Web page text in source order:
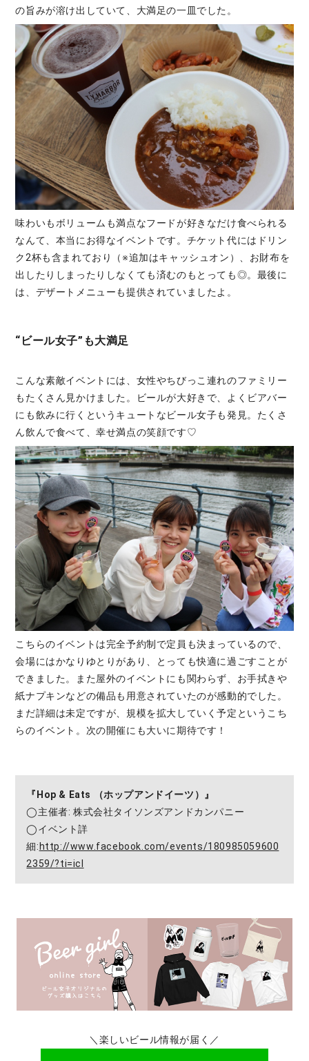
の旨みが溶け出していて、大満足の一皿でした。
味わいもボリュームも満点なフードが好きなだけ食べられる
なんて、本当にお得なイベントです。チケット代にはドリン
ク2杯も含まれており（※追加はキャッシュオン）、お財布を
出したりしまったりしなくても済むのもとっても◎。最後に
は、デザートメニューも提供されていましたよ。
“ビール女子”も大満足
こんな素敵イベントには、女性やちびっこ連れのファミリー
もたくさん見かけました。ビールが大好きで、よくビアバー
にも飲みに行くというキュートなビール女子も発見。たくさ
ん飲んで食べて、幸せ満点の笑顔です♡
こちらのイベントは完全予約制で定員も決まっているので、
会場にはかなりゆとりがあり、とっても快適に過ごすことが
できました。また屋外のイベントにも関わらず、お手拭きや
紙ナプキンなどの備品も用意されていたのが感動的でした。
まだ詳細は未定ですが、規模を拡大していく予定というこち
らのイベント。次の開催にも大いに期待です！
『Hop & Eats （ホップアンドイーツ）』
◯主催者: 株式会社タイソンズアンドカンパニー
◯イベント詳
細: http://www.facebook.com/events/180985059600
2359/?ti=icl
＼楽しいビール情報が届く／